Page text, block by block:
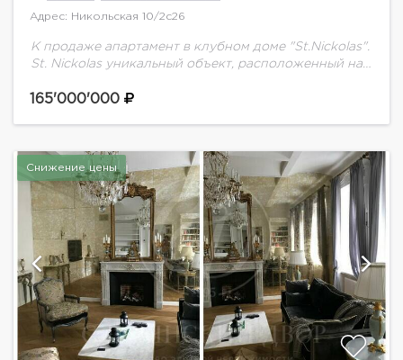
Адрес: Никольская 10/2с26
К продаже апартамент в клубном доме "St.Nickolas".
St. Nickolas уникальный объект, расположенный на
шагах от Московского Кремля. Основа интерьера
165'000'000
Снижение цены